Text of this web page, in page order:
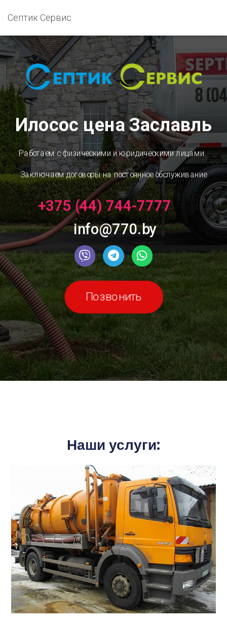
Септик Сервис
Илосос цена Заславль
Работаем с физическими и юридическими лицами.
Заключаем договоры на постоянное обслуживание
+375 (44) 744-7777
info@770.by
Позвонить
Наши услуги: